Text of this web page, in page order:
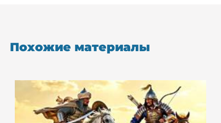
Похожие материалы